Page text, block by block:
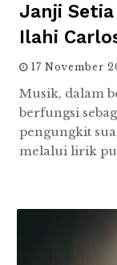
Janji
Ilahi
17 November
Musik, dalam
berfungsi
pengungkit
melalui lirik